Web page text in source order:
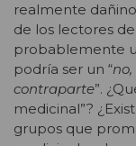
realmente
de los lectores
probablemente
podría ser un “
contraparte”.
medicinal”?
grupos que